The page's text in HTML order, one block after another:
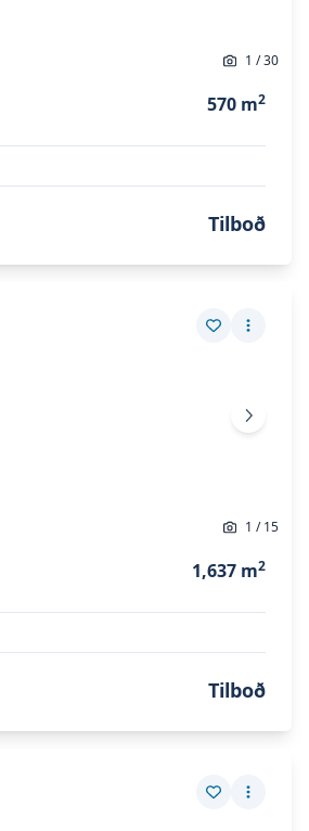
1 /30
570 m2
Tilboð
Vista eign
Fleiri
Næsta
1 /15
1,637 m2
Tilboð
Vista eign
Fleiri